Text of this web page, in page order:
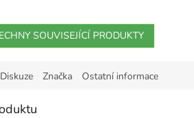
SOUVISEJÍCÍ PRODUKTY
Diskuze Značka Ostatní informace